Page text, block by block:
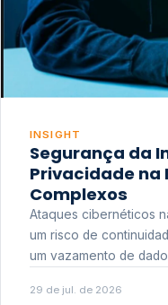
INSIGHT
Segurança da
Privacidade na
Complexos
Ataques cibernéticos
um risco de continuidade de
um vazamento de
reputacional e o risco
29 de jul. de 2026